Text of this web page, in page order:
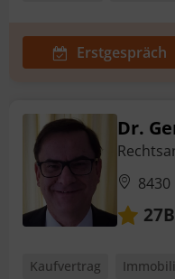
Erstgespräch
Dr.
27
Kaufvertrag